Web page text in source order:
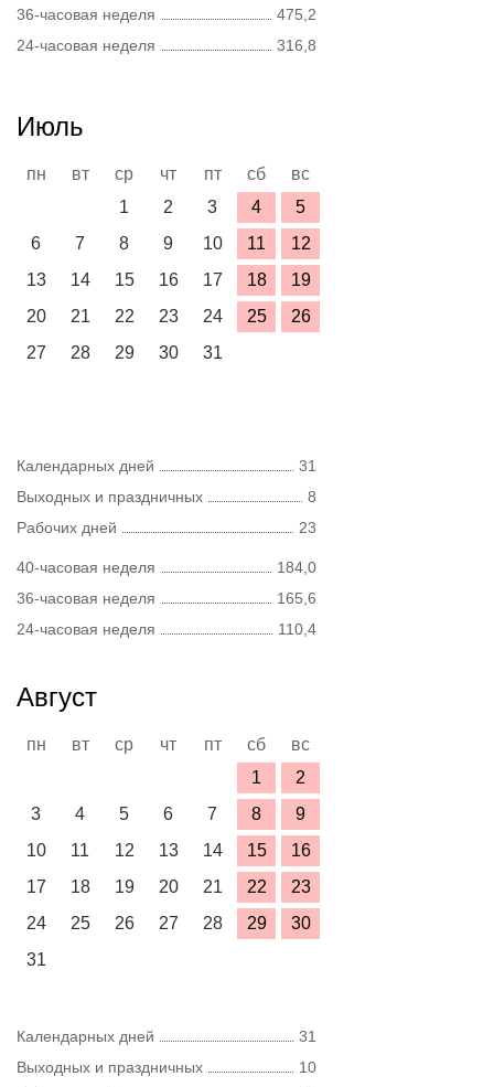
36-часовая неделя
475,2
24-часовая неделя
316,8
Июль
пн вт ср чт пт сб
вс
1
2 3 4
5
6
7 8 9 10 11
12
13
14 15 16 17 18
19
20
21 22 23 24 25
26
27
28 29 30 31
Календарных дней
31
Выходных и праздничных
8
Рабочих дней
23
40-часовая неделя
184,0
36-часовая неделя
165,6
24-часовая неделя
110,4
Август
пн вт ср чт пт сб
вс
1
2
3
4 5 6 7 8
9
10
11 12 13 14 15
16
17
18 19 20 21 22
23
24
25 26 27 28 29
30
31
Календарных дней
31
Выходных и праздничных
10